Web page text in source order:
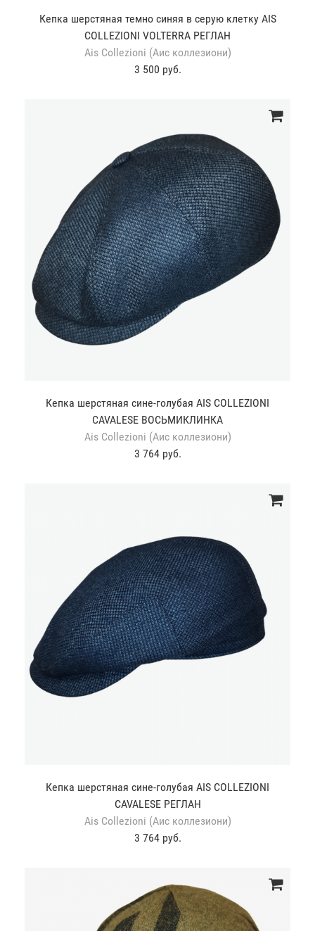
Кепка шерстяная темно синяя в серую клетку AIS
COLLEZIONI VOLTERRA РЕГЛАН
Ais Collezioni (Аис коллезиони)
3 500 руб.
Кепка шерстяная сине-голубая AIS COLLEZIONI
CAVALESE ВОСЬМИКЛИНКА
Ais Collezioni (Аис коллезиони)
3 764 руб.
Кепка шерстяная сине-голубая AIS COLLEZIONI
CAVALESE РЕГЛАН
Ais Collezioni (Аис коллезиони)
3 764 руб.